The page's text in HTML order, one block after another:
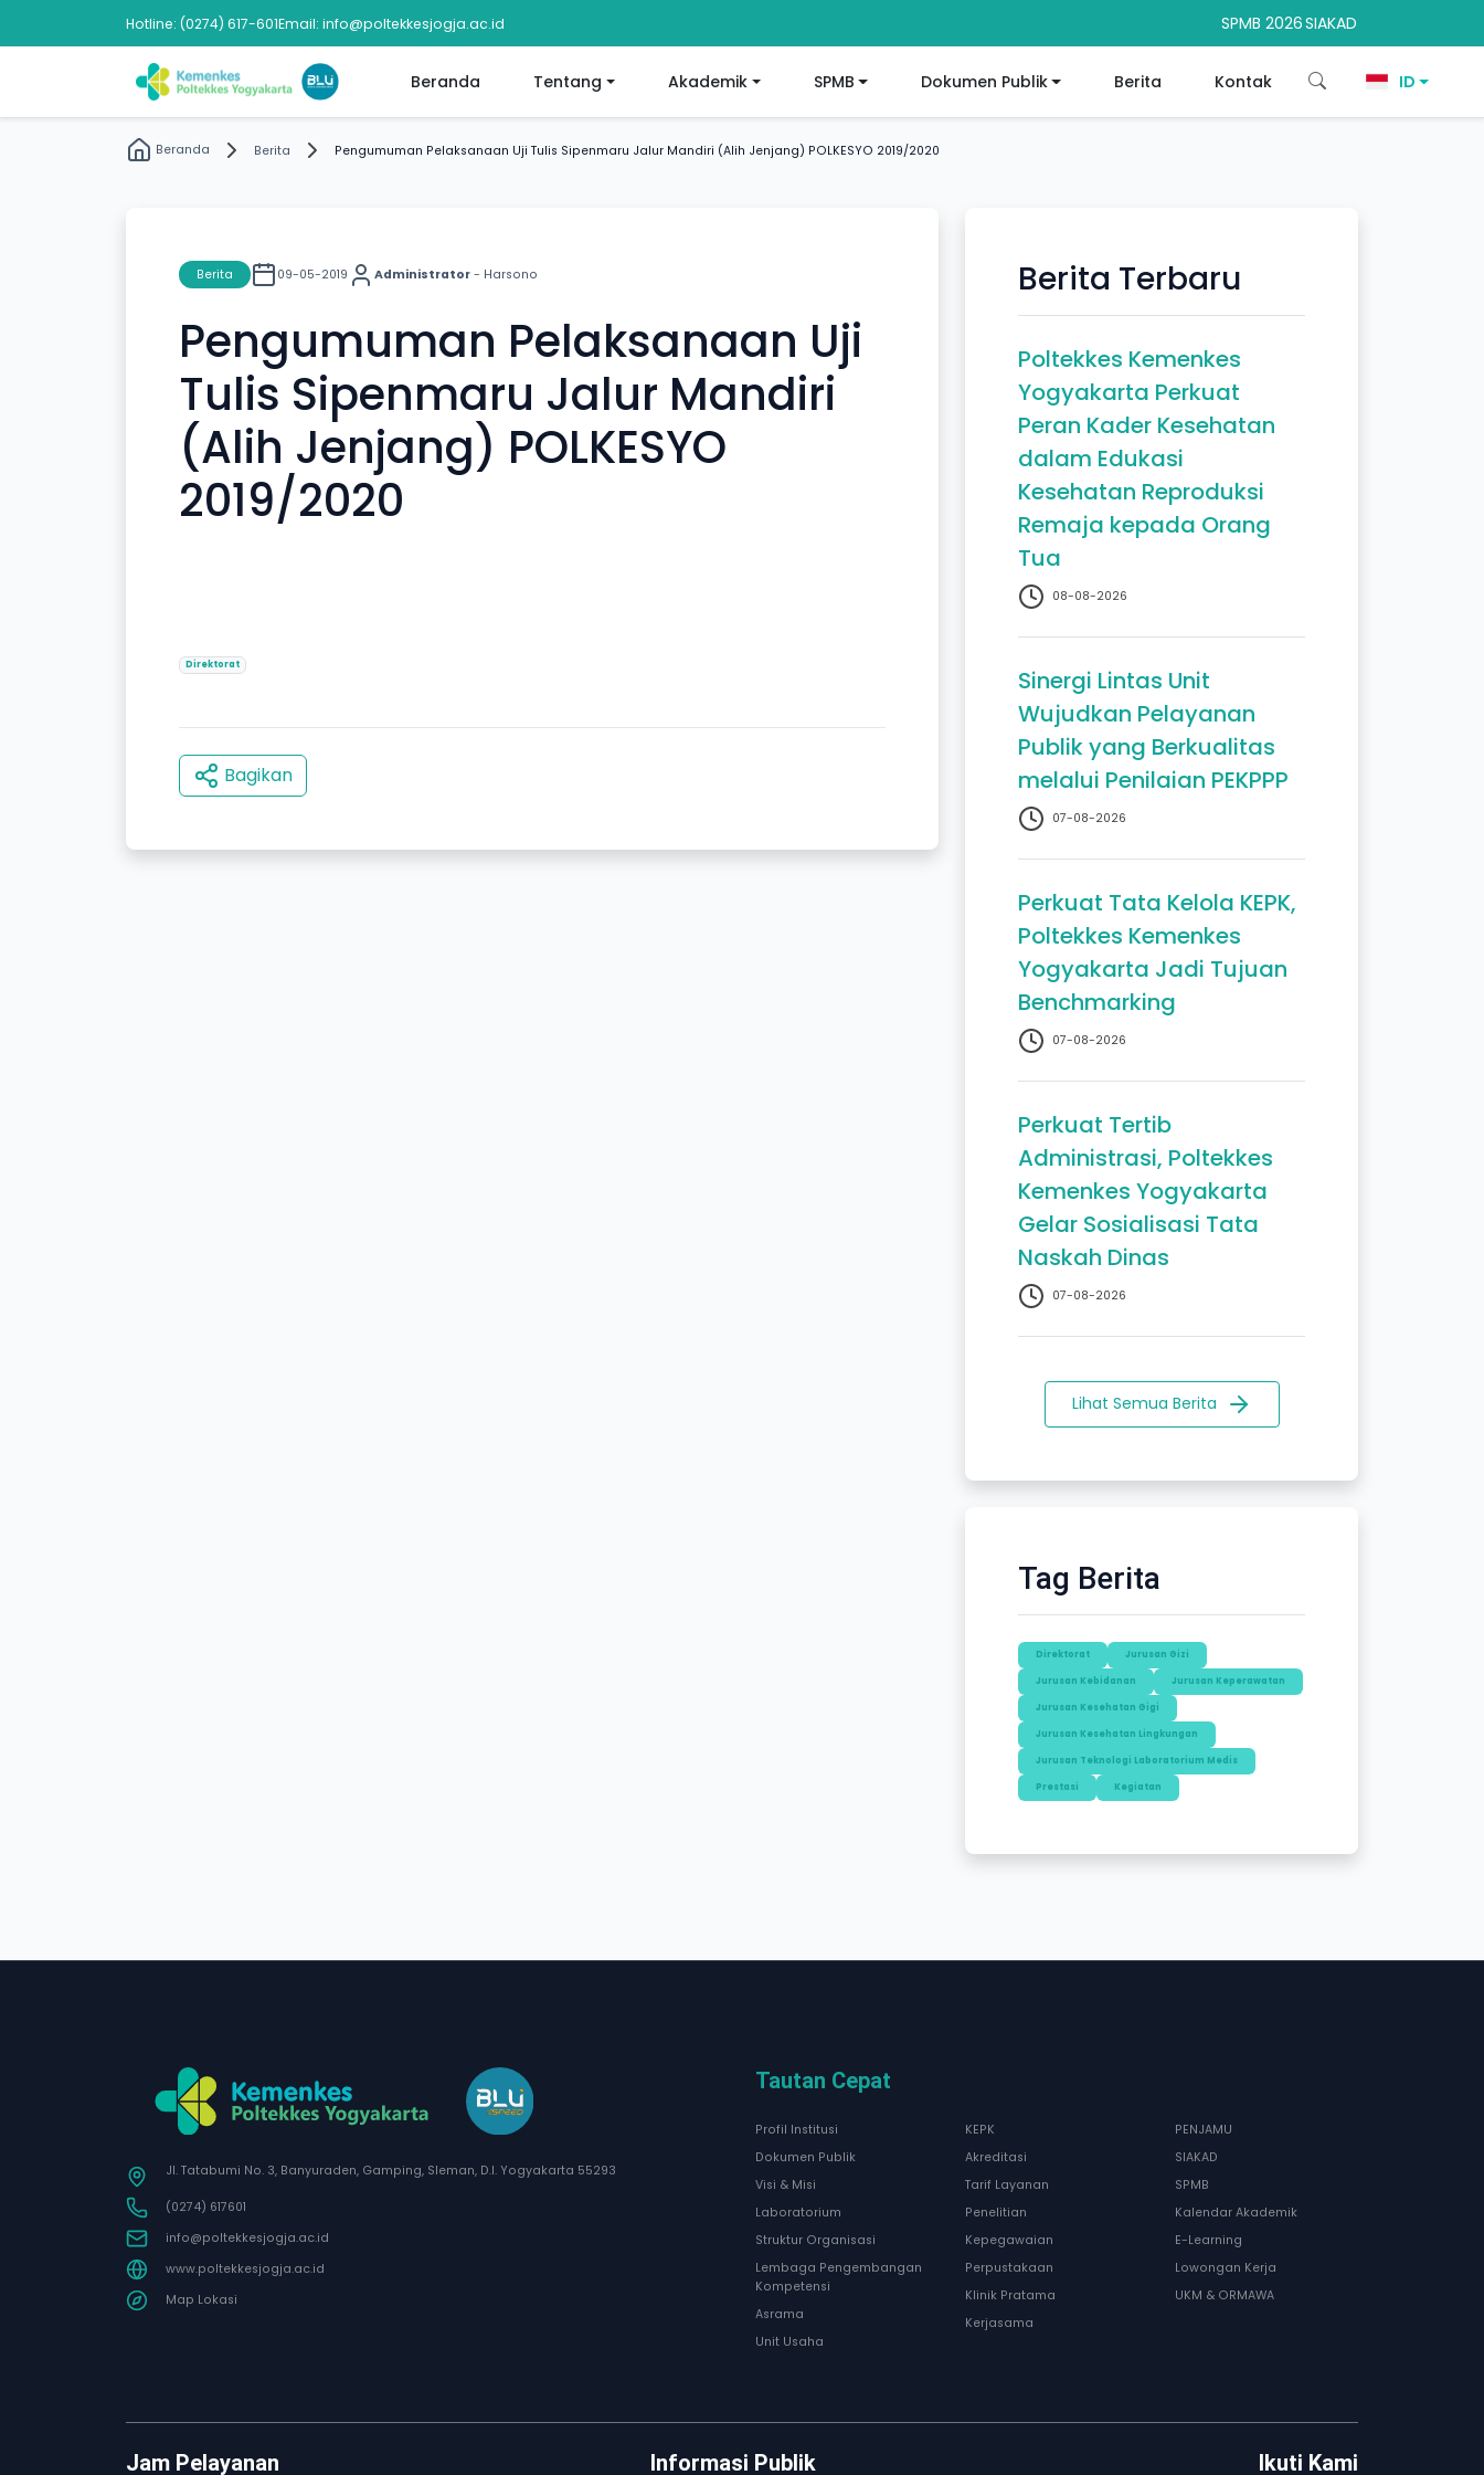
Hotline: (0274) 617-601Email: info@poltekkesjogja.ac.id SPMB 2026SIAKAD
Beranda Tentang Akademik SPMB Dokumen Publik Berita Kontak ID
Beranda Berita Pengumuman Pelaksanaan Uji Tulis Sipenmaru Jalur Mandiri (Alih Jenjang) POLKESYO 2019/2020
Berita 09-05-2019 Administrator - Harsono
Pengumuman Pelaksanaan Uji
Tulis Sipenmaru Jalur Mandiri
(Alih Jenjang) POLKESYO
2019/2020
Direktorat
Bagikan
Berita Terbaru
Poltekkes Kemenkes
Yogyakarta Perkuat
Peran Kader Kesehatan
dalam Edukasi
Kesehatan Reproduksi
Remaja kepada Orang
Tua
08-08-2026
Sinergi Lintas Unit
Wujudkan Pelayanan
Publik yang Berkualitas
melalui Penilaian PEKPPP
07-08-2026
Perkuat Tata Kelola KEPK,
Poltekkes Kemenkes
Yogyakarta Jadi Tujuan
Benchmarking
07-08-2026
Perkuat Tertib
Administrasi, Poltekkes
Kemenkes Yogyakarta
Gelar Sosialisasi Tata
Naskah Dinas
07-08-2026
Lihat Semua Berita
Tag Berita
Direktorat Jurusan Gizi
Jurusan Kebidanan Jurusan Keperawatan
Jurusan Kesehatan Gigi
Jurusan Kesehatan Lingkungan
Jurusan Teknologi Laboratorium Medis
Prestasi Kegiatan
Jl. Tatabumi No. 3, Banyuraden, Gamping, Sleman, D.I. Yogyakarta 55293
(0274) 617601
info@poltekkesjogja.ac.id
www.poltekkesjogja.ac.id
Map Lokasi
Tautan Cepat
Profil Institusi
Dokumen Publik
Visi & Misi
Laboratorium
Struktur Organisasi
Lembaga Pengembangan
Kompetensi
Asrama
Unit Usaha
KEPK
Akreditasi
Tarif Layanan
Penelitian
Kepegawaian
Perpustakaan
Klinik Pratama
Kerjasama
PENJAMU
SIAKAD
SPMB
Kalendar Akademik
E-Learning
Lowongan Kerja
UKM & ORMAWA
Jam Pelayanan Informasi Publik Ikuti Kami